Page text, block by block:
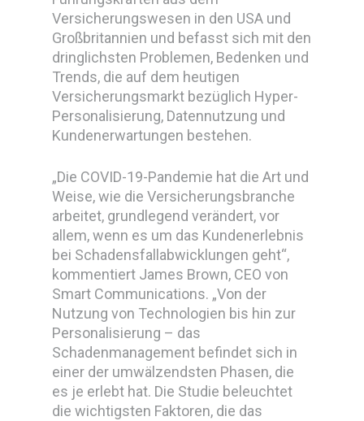
Versicherungswesen in den USA und
Großbritannien und befasst sich mit den
dringlichsten Problemen, Bedenken und
Trends, die auf dem heutigen
Versicherungsmarkt bezüglich Hyper-
Personalisierung, Datennutzung und
Kundenerwartungen bestehen.
„Die COVID-19-Pandemie hat die Art und
Weise, wie die Versicherungsbranche
arbeitet, grundlegend verändert, vor
allem, wenn es um das Kundenerlebnis
bei Schadensfallabwicklungen geht“,
kommentiert James Brown, CEO von
Smart Communications. „Von der
Nutzung von Technologien bis hin zur
Personalisierung – das
Schadenmanagement befindet sich in
einer der umwälzendsten Phasen, die
es je erlebt hat. Die Studie beleuchtet
die wichtigsten Faktoren, die das